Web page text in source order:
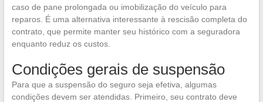
caso de pane prolongada ou imobilização do veículo para
reparos. É uma alternativa interessante à rescisão completa do
contrato, que permite manter seu histórico com a seguradora
enquanto reduz os custos.
Condições gerais de suspensão
Para que a suspensão do seguro seja efetiva, algumas
condições devem ser atendidas. Primeiro, seu contrato deve